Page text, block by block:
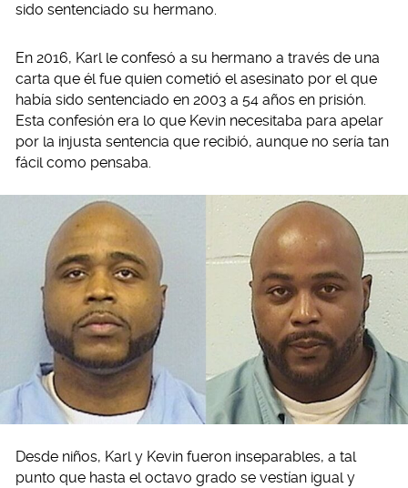
sido sentenciado su hermano.
En 2016, Karl le confesó a su hermano a través de una
carta que él fue quien cometió el asesinato por el que
había sido sentenciado en 2003 a 54 años en prisión.
Esta confesión era lo que Kevin necesitaba para apelar
por la injusta sentencia que recibió, aunque no sería tan
fácil como pensaba.
Desde niños, Karl y Kevin fueron inseparables, a tal
punto que hasta el octavo grado se vestían igual y